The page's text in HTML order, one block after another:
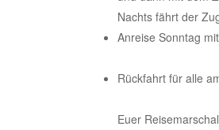
Nachts fährt der
Anreise Sonntag
Rückfahrt für alle
Euer